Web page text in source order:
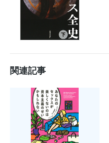
関連記事